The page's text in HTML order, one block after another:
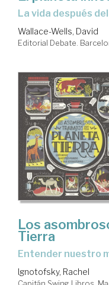
la vida después
Wallace-Wells, David
Editorial Debate.
Los
Tierra
entender nuestro
Ignotofsky, Rachel